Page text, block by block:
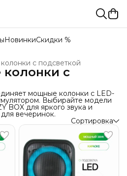
НовинкиСкидки %
с подсветкой
колонки с
мощные колонки с LED-
Выбирайте модели
BOX для яркого звука и
вечеринок.
Сортировка